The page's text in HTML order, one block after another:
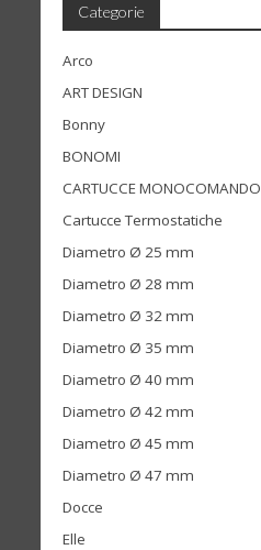
Categorie
Arco
ART DESIGN
Bonny
BONOMI
CARTUCCE MONOCOMANDO
Cartucce Termostatiche
Diametro Ø 25 mm
Diametro Ø 28 mm
Diametro Ø 32 mm
Diametro Ø 35 mm
Diametro Ø 40 mm
Diametro Ø 42 mm
Diametro Ø 45 mm
Diametro Ø 47 mm
Docce
Elle